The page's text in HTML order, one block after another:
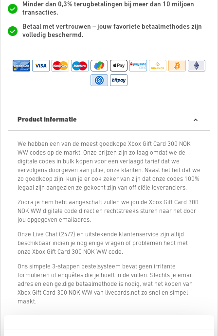
Minder dan 0,3% terugbetalingen bij meer dan 10 miljoen
transacties.
Betaal met vertrouwen – jouw favoriete betaalmethodes zijn
volledig beschermd.
Product informatie
We hebben een van de meest goedkope Xbox Gift Card 300 NOK
WW codes op de markt. Onze prijzen zijn zo laag omdat we de
digitale codes in bulk kopen voor een verlaagd tarief dat we
vervolgens doorgeven aan jullie, onze klanten. Naast het feit dat we
zo goedkoop zijn, kun je er ook zeker van zijn dat onze codes 100%
legaal zijn aangezien ze gekocht zijn van officiële leveranciers.
Zodra je hem hebt aangeschaft zullen we jou de Xbox Gift Card 300
NOK WW digitale code direct en rechtstreeks sturen naar het door
jou opgegeven emailadres.
Onze Live Chat (24/7) en uitstekende klantenservice zijn altijd
beschikbaar indien je nog enige vragen of problemen hebt met
onze Xbox Gift Card 300 NOK WW code.
Ons simpele 3-stappen bestelsysteem bevat geen irritante
formulieren of enquêtes die je hoeft in de vullen. Slechts je email
adres en een geldige betaalmethode is nodig, wat het kopen van
Xbox Gift Card 300 NOK WW van livecards.net zo snel en simpel
maakt.